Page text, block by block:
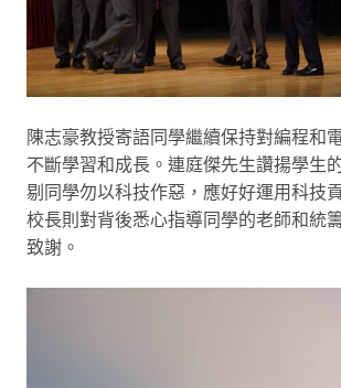
陳志豪教授寄語同學繼續保持對編程和
不斷學習和成長。連庭傑先生讚揚學生
剔同學勿以科技作惡，應好好運用科技
校長則對背後悉心指導同學的老師和統
致謝。